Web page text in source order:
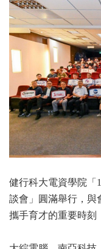
健行科大電資學院「
談會」圓滿舉行，與
攜手育才的重要時刻